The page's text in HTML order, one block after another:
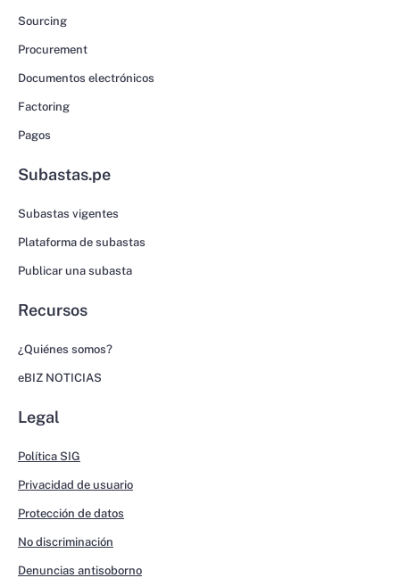
Sourcing
Procurement
Documentos electrónicos
Factoring
Pagos
Subastas.pe
Subastas vigentes
Plataforma de subastas
Publicar una subasta
Recursos
¿Quiénes somos?
eBIZ NOTICIAS
Legal
Política SIG
Privacidad de usuario
Protección de datos
No discriminación
Denuncias antisoborno